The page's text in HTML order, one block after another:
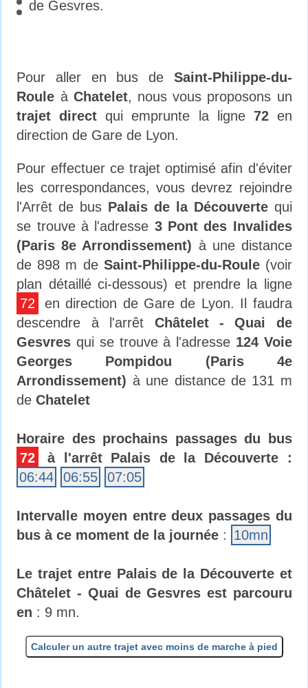
de Gesvres.
Pour aller en bus de Saint-Philippe-du-
Roule à Chatelet, nous vous proposons un
trajet direct qui emprunte la ligne 72en
direction de Gare de Lyon.
Pour effectuer ce trajet optimisé afin d'éviter
les correspondances, vous devrez rejoindre
l'Arrêt de bus Palais de la Découvertequi
se trouve à l'adresse 3 Pont des Invalides
(Paris 8e Arrondissement) à une distance
de 898 m de Saint-Philippe-du-Roule(voir
plan détaillé ci-dessous) et prendre la ligne
72
en direction de Gare de Lyon. Il faudra
descendre à l'arrêt Châtelet - Quai de
Gesvres qui se trouve à l'adresse 124 Voie
Georges Pompidou (Paris 4e
Arrondissement) à une distance de 131 m
deChatelet
Horaire des prochains passages du bus
72
à l'arrêt Palais de la Découverte :
06:44
06:55 07:05
Intervalle moyen entre deux passages du
bus à ce moment de la journée : 10mn
Le trajet entre Palais de la Découverte et
Châtelet - Quai de Gesvres est parcouru
en : 9 mn.
Calculer un autre trajet avec moins de marche à pied